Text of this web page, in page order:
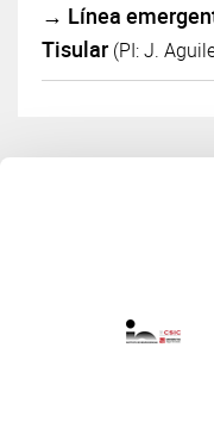
→ Línea
Tisular (PI: J.